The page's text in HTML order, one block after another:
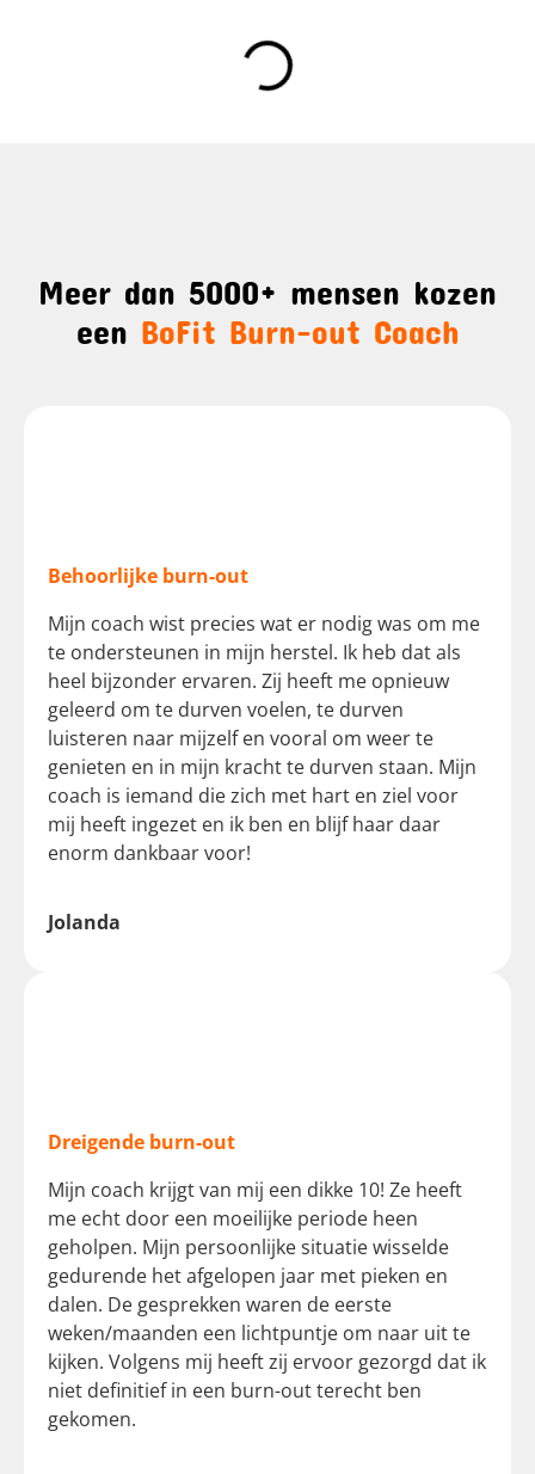
Meer dan 5000+ mensen kozen
een BoFit Burn-out Coach
Behoorlijke burn-out
Mijn coach wist precies wat er nodig was om me
te ondersteunen in mijn herstel. Ik heb dat als
heel bijzonder ervaren. Zij heeft me opnieuw
geleerd om te durven voelen, te durven
luisteren naar mijzelf en vooral om weer te
genieten en in mijn kracht te durven staan. Mijn
coach is iemand die zich met hart en ziel voor
mij heeft ingezet en ik ben en blijf haar daar
enorm dankbaar voor!
Jolanda
Dreigende burn-out
Mijn coach krijgt van mij een dikke 10! Ze heeft
me echt door een moeilijke periode heen
geholpen. Mijn persoonlijke situatie wisselde
gedurende het afgelopen jaar met pieken en
dalen. De gesprekken waren de eerste
weken/maanden een lichtpuntje om naar uit te
kijken. Volgens mij heeft zij ervoor gezorgd dat ik
niet definitief in een burn-out terecht ben
gekomen.